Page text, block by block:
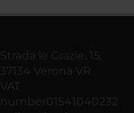
Strada le Grazie, 15,
37134 Verona VR
VAT
number01541040232